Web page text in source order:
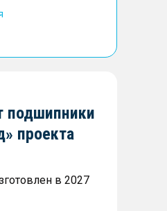
подшипники
проекта
в 2027